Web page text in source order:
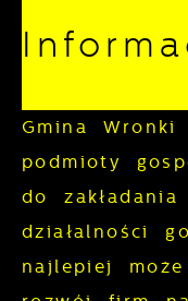
Gmina
podmioty
do
działalności
najlepiej
usług.
Pliki cookies
podejmowane
celu m.in.
preferencji
wypełniania
cookies
Funkcjonalne
Tego typu pliki
stronie